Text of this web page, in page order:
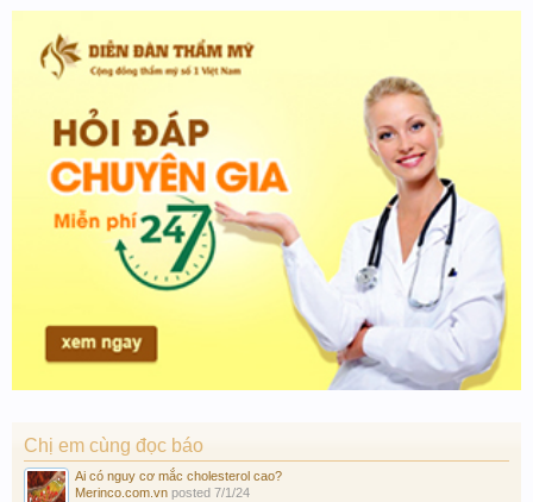
Chị em cùng đọc báo
Ai có nguy cơ mắc cholesterol cao?
Merinco.com.vn posted 7/1/24